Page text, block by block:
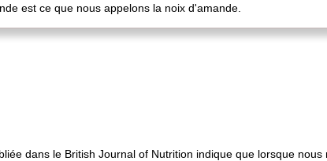
est ce que nous appelons la noix d'amande.
dans le British Journal of Nutrition indique que lorsque